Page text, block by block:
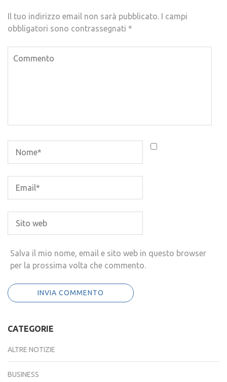
Il tuo indirizzo email non sarà pubblicato.
I campi
obbligatori sono contrassegnati *
Salva il mio nome, email e sito web in questo browser
per la prossima volta che commento.
CATEGORIE
ALTRE NOTIZIE
BUSINESS